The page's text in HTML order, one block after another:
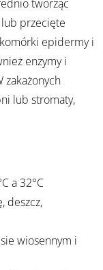
tworząc
przecięte
epidermy i
enzymy i
zakażonych
lub stromaty,
a 32°C
deszcz,
wiosennym i